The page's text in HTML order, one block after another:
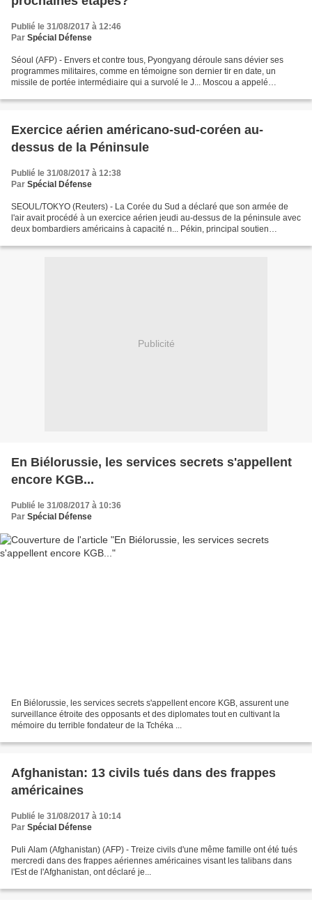
Publié le 31/08/2017 à 12:46
Par Spécial Défense
Séoul (AFP) - Envers et contre tous, Pyongyang déroule sans dévier ses
programmes militaires, comme en témoigne son dernier tir en date, un
missile de portée intermédiaire qui a survolé le J... Moscou a appelé
Exercice aérien américano-sud-coréen au-
dessus de la Péninsule
Publié le 31/08/2017 à 12:38
Par Spécial Défense
SEOUL/TOKYO (Reuters) - La Corée du Sud a déclaré que son armée de
l'air avait procédé à un exercice aérien jeudi au-dessus de la péninsule avec
deux bombardiers américains à capacité n... Pékin, principal soutien
Publicité
En Biélorussie, les services secrets s'appellent
encore KGB...
Publié le 31/08/2017 à 10:36
Par Spécial Défense
En Biélorussie, les services secrets s'appellent encore KGB, assurent une
surveillance étroite des opposants et des diplomates tout en cultivant la
mémoire du terrible fondateur de la Tchéka ...
Afghanistan: 13 civils tués dans des frappes
américaines
Publié le 31/08/2017 à 10:14
Par Spécial Défense
Puli Alam (Afghanistan) (AFP) - Treize civils d'une même famille ont été tués
mercredi dans des frappes aériennes américaines visant les talibans dans
l'Est de l'Afghanistan, ont déclaré je...